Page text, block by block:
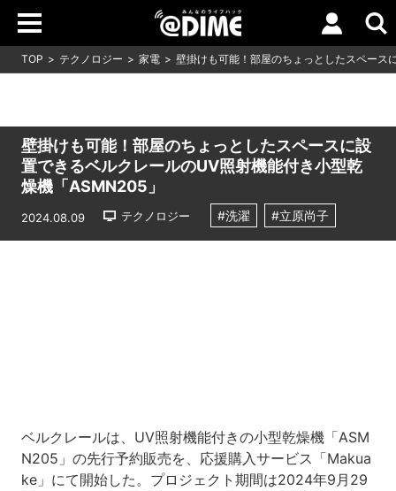
TOP テクノロジー 家電 壁掛けも可能！部屋のちょっとしたスペー
壁掛けも可能！部屋のちょっとしたスペースに設
置できるベルクレールのUV照射機能付き小型乾
燥機「ASMN205」
2024.08.09 テクノロジー #洗濯 #立原尚子
ベルクレールは、UV照射機能付きの小型乾燥機「ASM
N205」の先行予約販売を、応援購入サービス「Makua
ke」にて開始した。プロジェクト期間は2024年9月29